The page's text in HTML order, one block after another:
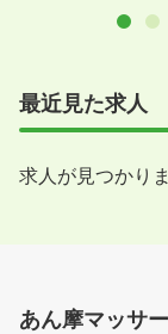
最近見た求人
求人が見つかり
あん摩マッサ